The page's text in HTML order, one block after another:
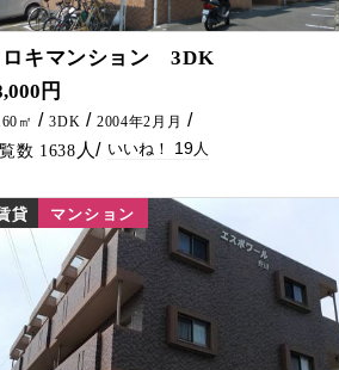
ロキマンション 3DK
気の地区に鉄筋コンクリートの物件がでました。 ご家族でお引越しをお考えの方にオス
円
㎡ 3DK 2004年2月月
1638 19
貸 マンション